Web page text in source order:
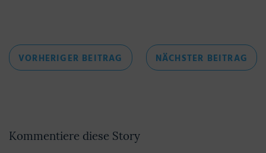
Beitragsnavigation
VORHERIGER BEITRAG VORHERIGER
BEITRAG
NÄCHSTER BEITRAG
Kommentiere diese Story